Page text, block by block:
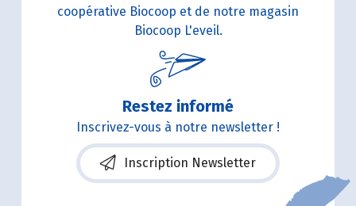
coopérative Biocoop et de notre magasin
Biocoop L'eveil.
Restez informé
Inscrivez-vous à notre newsletter !
Inscription Newsletter